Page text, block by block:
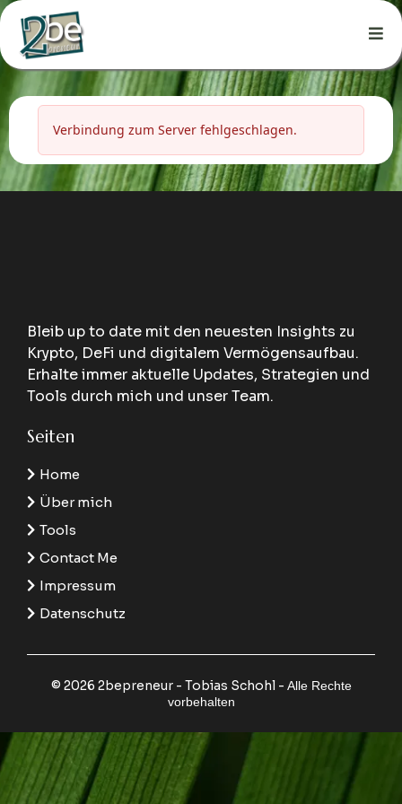
Bleib up to date mit den neuesten Insights zu
Krypto, DeFi und digitalem Vermögensaufbau.
Erhalte immer aktuelle Updates, Strategien und
Tools durch mich und unser Team.
Seiten
Home
Über mich
Tools
Contact Me
Impressum
Datenschutz
© 2026 2bepreneur - Tobias Schohl - Alle Rechte
vorbehalten